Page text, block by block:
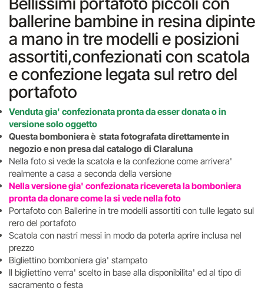
ballerine bambine in resina dipinte
a mano in tre modelli e posizioni
assortiti,confezionati con scatola
e confezione legata sul retro del
portafoto
Venduta gia' confezionata pronta da esser donata o in
versione solo oggetto
Questa bomboniera è stata fotografata direttamente in
negozio e non presa dal catalogo di Claraluna
Nella foto si vede la scatola e la confezione come arrivera'
realmente a casa a seconda della versione
Nella versione gia' confezionata ricevereta la bomboniera
pronta da donare come la si vede nella foto
Portafoto con Ballerine in tre modelli assortiti con tulle legato sul
rero del portafoto
Scatola con nastri messi in modo da poterla aprire inclusa nel
prezzo
Bigliettino bomboniera gia' stampato
Il bigliettino verra' scelto in base alla disponibilita' ed al tipo di
sacramento o festa